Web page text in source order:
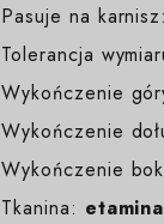
Pasuje na karnisz:
Tolerancja
Wykończenie
Wykończenie
Wykończenie
Tkanina: